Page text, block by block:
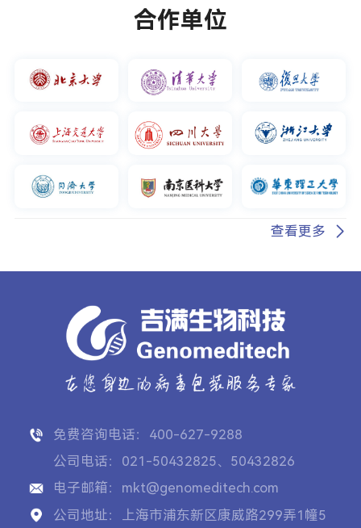
合作单位
查看更多
免费咨询电话：400-627-9288
公司电话：021-50432825、50432826
电子邮箱：mkt@genomeditech.com
公司地址：上海市浦东新区康威路299弄1幢5